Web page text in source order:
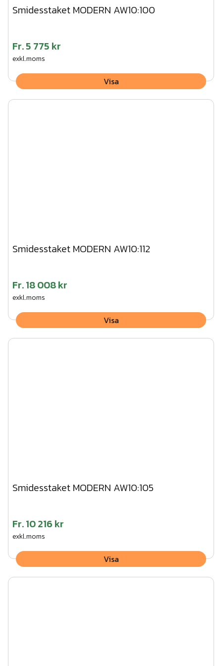
Smidesstaket MODERN AW10:100
Fr.5 775 kr
exkl.moms
Visa
Smidesstaket MODERN AW10:112
Fr.18 008 kr
exkl.moms
Visa
Smidesstaket MODERN AW10:105
Fr.10 216 kr
exkl.moms
Visa